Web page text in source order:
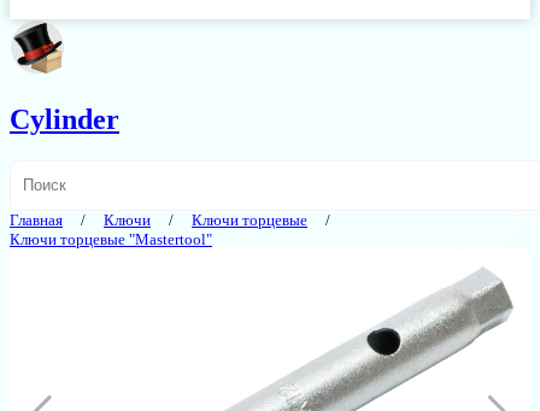
Cylinder
Главная Ключи
Ключи торцевые
Ключи торцевые "Mastertool"